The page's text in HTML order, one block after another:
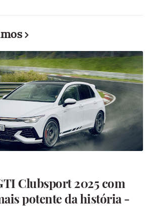
Clubsport 2025 com
potente da história -